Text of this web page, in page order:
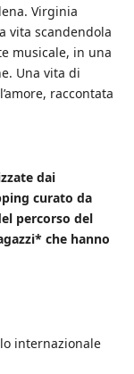
Virginia
vita scandendola
musicale, in una
Una vita di
raccontata
dai
curato da
percorso del
che hanno
internazionale